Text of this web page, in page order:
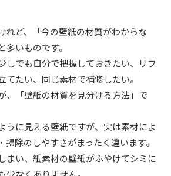
れど、「今の壁紙の材質がわからな
多いものです。
しでも自分で把握しておきたい、リフ
てたい、同じ素材で補修したい。
、「壁紙の材質を見分ける方法」で
うに見える壁紙ですが、実は素材によ
掃除のしやすさがまったく違います。
まい、紙素材の壁紙がふやけてシミに